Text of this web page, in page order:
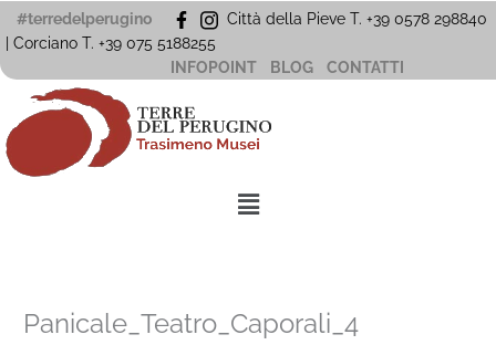
Vai
al
#terredelperugino
Città della Pieve T. +39 0578 298840
| Corciano T. +39 075 5188255
INFOPOINT
BLOG CONTATTI
Menu
Panicale_Teatro_Caporali_4